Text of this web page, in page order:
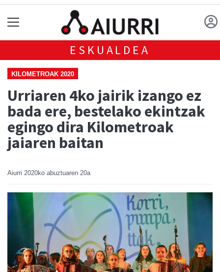
ESKUALDEA
KILOMETROAK 2020
Urriaren 4ko jairik izango ez
bada ere, bestelako ekintzak
egingo dira Kilometroak
jaiaren baitan
Aiurri 2020ko abuztuaren 20a